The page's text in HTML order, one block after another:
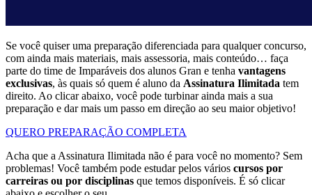
Se você quiser uma preparação diferenciada para qualquer concurso,
com ainda mais materiais, mais assessoria, mais conteúdo… faça
parte do time de Imparáveis dos alunos Gran e tenha vantagens
exclusivas, às quais só quem é aluno da Assinatura Ilimitada tem
direito. Ao clicar abaixo, você pode turbinar ainda mais a sua
preparação e dar mais um passo em direção ao seu maior objetivo!
QUERO PREPARAÇÃO COMPLETA
Acha que a Assinatura Ilimitada não é para você no momento? Sem
problemas! Você também pode estudar pelos vários cursos por
carreiras ou por disciplinas que temos disponíveis. É só clicar